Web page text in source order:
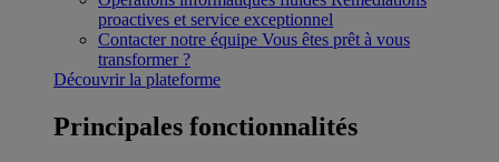
proactives et service exceptionnel
Contacter notre équipe Vous êtes prêt à vous
transformer ?
Découvrir la plateforme
Principales fonctionnalités